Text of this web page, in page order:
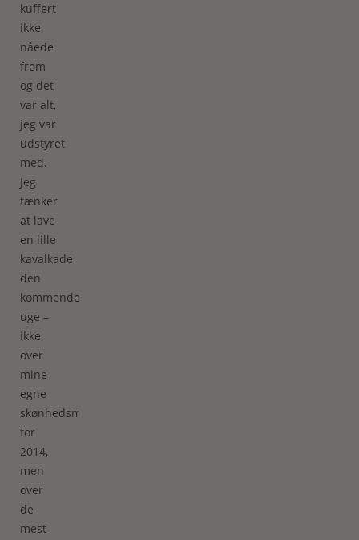
kuffert
ikke
nåede
frem
og det
var alt,
jeg var
udstyret
med.
Jeg
tænker
at lave
en lille
kavalkade
den
kommende
uge –
ikke
over
mine
egne
skønhedsminder
for
2014,
men
over
de
mest